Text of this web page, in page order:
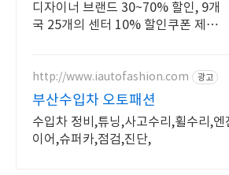
디자이너 브랜드 30~70% 할인, 9개
국 25개의 센터 10% 할인쿠폰 제공
http://www.iautofashion.com 광고
부산수입차 오토패션
수입차 정비,튜닝,사고수리,휠수리,
이어,슈퍼카,점검,진단,